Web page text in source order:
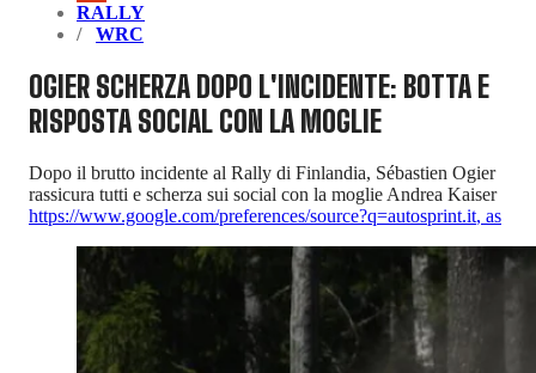
RALLY
WRC
OGIER SCHERZA DOPO L'INCIDENTE: BOTTA E
RISPOSTA SOCIAL CON LA MOGLIE
Dopo il brutto incidente al Rally di Finlandia, Sébastien Ogier
rassicura tutti e scherza sui social con la moglie Andrea Kaiser
https://www.google.com/preferences/source?q=autosprint.it, as